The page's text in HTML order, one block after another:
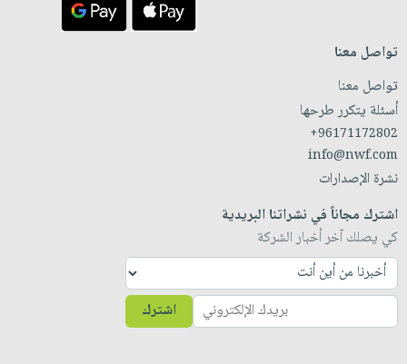
تواصل معنا
تواصل معنا
أسئلة يتكرر طرحها
+96171172802
info@nwf.com
نشرة الإصدارات
اشترك مجاناً في نشراتنا البريدية
كي يصلك آخر أخبار الشركة
اشترك